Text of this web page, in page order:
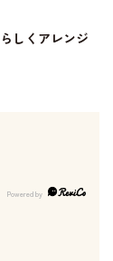
しくアレンジ